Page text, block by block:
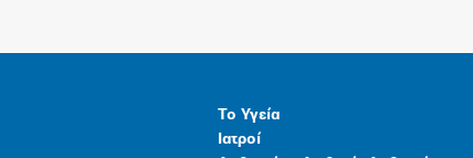
Το Υγεία
Ιατροί